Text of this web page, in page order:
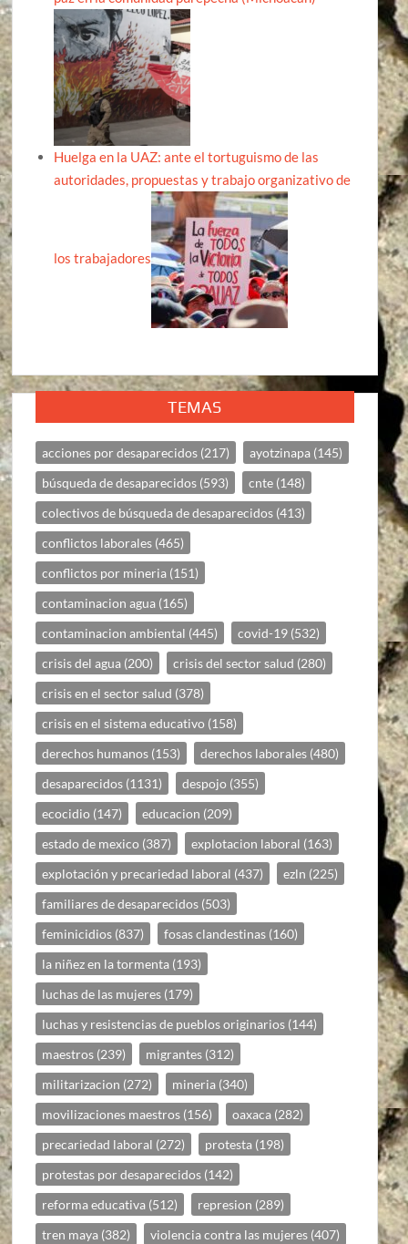
Huelga en la UAZ: ante el tortuguismo de las
autoridades, propuestas y trabajo organizativo de
los trabajadores
TEMAS
acciones por desaparecidos (217) ayotzinapa (145)
búsqueda de desaparecidos (593) cnte (148)
colectivos de búsqueda de desaparecidos (413)
conflictos laborales (465)
conflictos por mineria (151)
contaminacion agua (165)
contaminacion ambiental (445) covid-19 (532)
crisis del agua (200) crisis del sector salud (280)
crisis en el sector salud (378)
crisis en el sistema educativo (158)
derechos humanos (153) derechos laborales (480)
desaparecidos (1131) despojo (355)
ecocidio (147) educacion (209)
estado de mexico (387) explotacion laboral (163)
explotación y precariedad laboral (437) ezln (225)
familiares de desaparecidos (503)
feminicidios (837) fosas clandestinas (160)
la niñez en la tormenta (193)
luchas de las mujeres (179)
luchas y resistencias de pueblos originarios (144)
maestros (239) migrantes (312)
militarizacion (272) mineria (340)
movilizaciones maestros (156) oaxaca (282)
precariedad laboral (272) protesta (198)
protestas por desaparecidos (142)
reforma educativa (512) represion (289)
tren maya (382) violencia contra las mujeres (407)